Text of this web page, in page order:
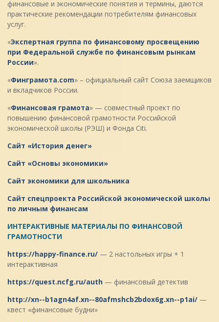
финансовые и экономические понятия и термины, даются
практические рекомендации потребителям финансовых
услуг.
«Экспертная группа по финансовому просвещению
при Федеральной службе по финансовым рынкам
России».
«Финграмота.com» – официальный сайт Союза заемщиков
и вкладчиков России.
«Финансовая грамота» — совместный проект по
повышению финансовой грамотности Российской
экономической школы (РЭШ) и Фонда Citi.
Сайт «История денег»
Cайт «Основы экономики»
Cайт экономики для школьника
Cайт спецпроекта Российской экономической школы
по личным финансам
ИНТЕРАКТИВНЫЕ МАТЕРИАЛЫ ПО ФИНАНСОВОЙ
ГРАМОТНОСТИ
https://happy-finance.ru/ — 2 настольных игры + 1
интерактивная
https://quest.ncfg.ru/auth — финансовый детектив
http://xn--b1agn4af.xn--80afmshcb2bdox6g.xn--p1ai/ —
квест «финансовые будни»